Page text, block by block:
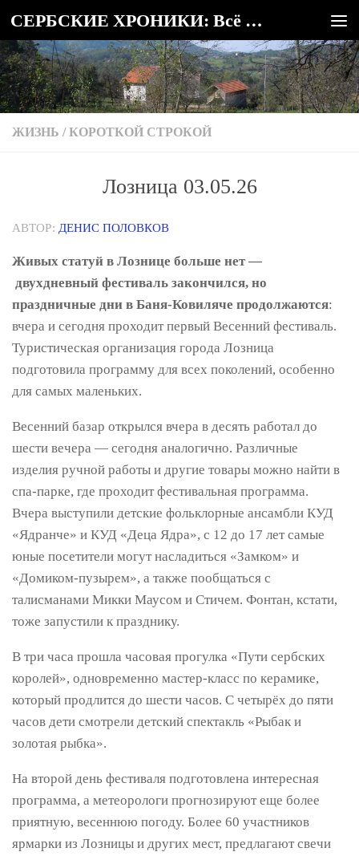
Под записью СЕРБСКИЕ ХРОНИКИ: Всё о Сербии
ЖИЗНЬ / КОРОТКОЙ СТРОКОЙ
Лозница 03.05.26
АВТОР: ДЕНИС ПОЛОВКОВ
Живых статуй в Лознице больше нет —
двухдневный фестиваль закончился, но
праздничные дни в Баня-Ковиляче продолжаются:
вчера и сегодня проходит первый Весенний фестиваль.
Туристическая организация города Лозница
подготовила программу для всех поколений, особенно
для самых маленьких.
Весенний базар открылся вчера в десять работал до
шести вечера — сегодня аналогично. Различные
изделия ручной работы и другие товары можно найти в
спа-парке, где проходит фестивальная программа.
Вчера выступили детские фольклорные ансамбли КУД
«Ядранче» и КУД «Деца Ядра», с 12 до 17 лет самые
юные посетители могут насладиться «Замком» и
«Домиком-пузырем», а также пообщаться с
талисманами Микки Маусом и Стичем. Фонтан, кстати,
тоже запустили к празднику.
В три часа прошла часовая прогулка «Пути сербских
королей», одновременно мастер-класс по керамике,
который продлится до шести часов. С четырёх до пяти
часов дети смотрели детский спектакль «Рыбак и
золотая рыбка».
На второй день фестиваля подготовлена ​​интересная
программа, а метеорологи прогнозируют еще более
приятную, весеннюю погоду. Более 60 участников
ярмарки из Лозницы и других мест, предлагают свечи